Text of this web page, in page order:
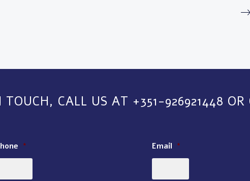
TOUCH, CALL US AT +351-926921448 OR
* Email *